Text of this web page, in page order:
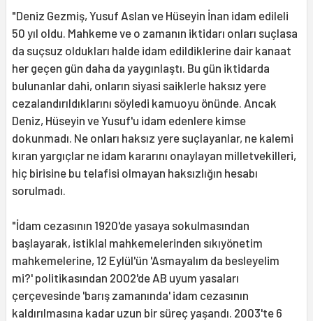
"Deniz Gezmiş, Yusuf Aslan ve Hüseyin İnan idam edileli
50 yıl oldu. Mahkeme ve o zamanın iktidarı onları suçlasa
da suçsuz oldukları halde idam edildiklerine dair kanaat
her geçen gün daha da yaygınlaştı. Bu gün iktidarda
bulunanlar dahi, onların siyasi saiklerle haksız yere
cezalandırıldıklarını söyledi kamuoyu önünde. Ancak
Deniz, Hüseyin ve Yusuf'u idam edenlere kimse
dokunmadı. Ne onları haksız yere suçlayanlar, ne kalemi
kıran yargıçlar ne idam kararını onaylayan milletvekilleri,
hiç birisine bu telafisi olmayan haksızlığın hesabı
sorulmadı.
"İdam cezasının 1920'de yasaya sokulmasından
başlayarak, istiklal mahkemelerinden sıkıyönetim
mahkemelerine, 12 Eylül'ün 'Asmayalım da besleyelim
mi?' politikasından 2002'de AB uyum yasaları
çerçevesinde 'barış zamanında' idam cezasının
kaldırılmasına kadar uzun bir süreç yaşandı. 2003'te 6